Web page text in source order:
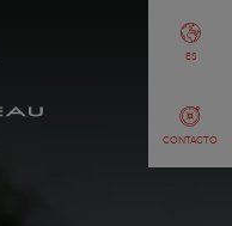
CONTACTO
ES